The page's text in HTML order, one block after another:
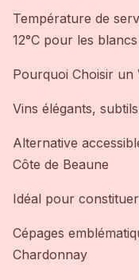
Température de
12°C pour les blancs
Pourquoi Choisir un
Vins élégants,
Alternative
Côte de Beaune
Idéal pour
Cépages
Chardonnay